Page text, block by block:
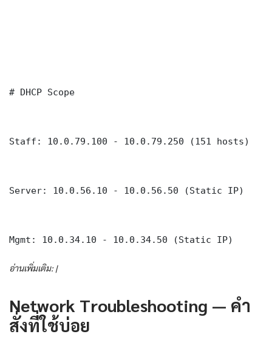
# DHCP Scope
Staff: 10.0.79.100 - 10.0.79.250 (151 hosts)
Server: 10.0.56.10 - 10.0.56.50 (Static IP)
Mgmt: 10.0.34.10 - 10.0.34.50 (Static IP)
อ่านเพิ่มเติม: |
Network Troubleshooting — คำ
สั่งที่ใช้บ่อย